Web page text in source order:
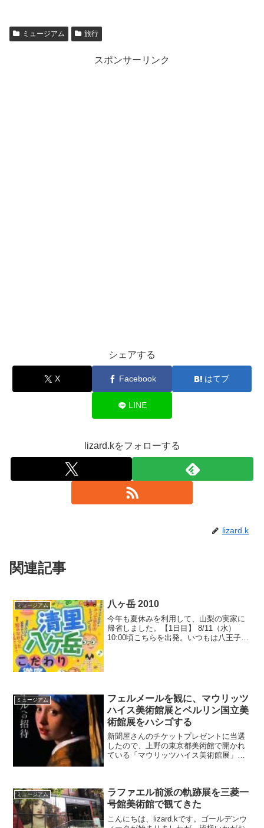
ミュージアム 旅行
スポンサーリンク
シェアする
X Facebook はてブ
LINE
lizard.kをフォローする
lizard.k
関連記事
ミュージアム 八ヶ岳 2010
今年も夏休みを利用して、山梨の実家に
帰省しました。【1日目】 8/11（水）
10:00頃こちらを出発。いつもは八王子IC
ミュージアム
フェルメールを観に、マウリッツ
ハイス美術館展とベルリン国立美
術館展をハシゴする
新聞屋さんのチケットプレゼントに当選
したので、上野の東京都美術館で開かれ
ている「マウリッツハイス美術館展」に
の時点で「40分待ち」の...
ミュージアム
ラファエル前派の軌跡展を三菱一
号館美術館で観てきた
こんにちは、lizard.kです。ゴールデンウ